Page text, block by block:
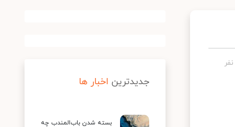
جدیدترین اخبار ها
بسته شدن باب‌المندب چه